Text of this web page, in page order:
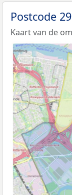
Postcode
Kaart van de